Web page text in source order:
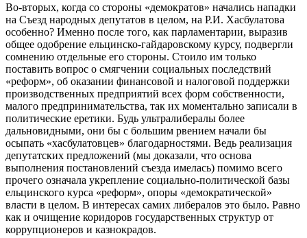
Во-вторых, когда со стороны «демократов» начались нападки
на Съезд народных депутатов в целом, на Р.И. Хасбулатова
особенно? Именно после того, как парламентарии, выразив
общее одобрение ельцинско-гайдаровскому курсу, подвергли
сомнению отдельные его стороны. Стоило им только
поставить вопрос о смягчении социальных последствий
«реформ», об оказании финансовой и налоговой поддержки
производственных предприятий всех форм собственности,
малого предпринимательства, так их моментально записали в
политические еретики. Будь ультралибералы более
дальновидными, они бы с большим рвением начали бы
осыпать «хасбулатовцев» благодарностями. Ведь реализация
депутатских предложений (мы доказали, что основа
выполнения постановлений съезда имелась) помимо всего
прочего означала укрепление социально-политической базы
ельцинского курса «реформ», опоры «демократической»
власти в целом. В интересах самих либералов это было. Равно
как и очищение коридоров государственных структур от
коррупционеров и казнокрадов.